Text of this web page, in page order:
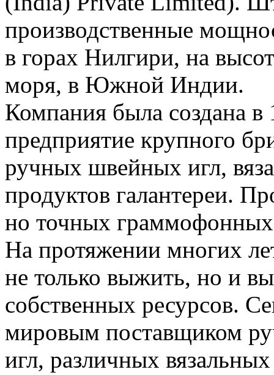
производственные
в горах Нилгири, на
моря, в Южной Индии.
Компания была создана в
предприятие крупного
ручных швейных игл,
продуктов галантереи.
но точных
На протяжении многих
не только выжить, но и
собственных ресурсов.
мировым поставщиком
игл, различных